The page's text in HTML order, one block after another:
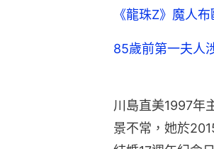
《龍珠Z》魔人
85歲前第一夫人
川島直美1997年
景不常，她於